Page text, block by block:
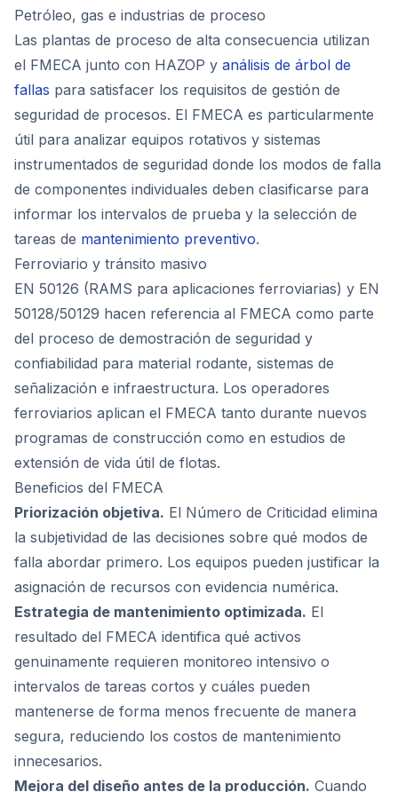
Petróleo, gas e industrias de proceso
Las plantas de proceso de alta consecuencia utilizan
el FMECA junto con HAZOP y análisis de árbol de
fallas para satisfacer los requisitos de gestión de
seguridad de procesos. El FMECA es particularmente
útil para analizar equipos rotativos y sistemas
instrumentados de seguridad donde los modos de falla
de componentes individuales deben clasificarse para
informar los intervalos de prueba y la selección de
tareas de mantenimiento preventivo.
Ferroviario y tránsito masivo
EN 50126 (RAMS para aplicaciones ferroviarias) y EN
50128/50129 hacen referencia al FMECA como parte
del proceso de demostración de seguridad y
confiabilidad para material rodante, sistemas de
señalización e infraestructura. Los operadores
ferroviarios aplican el FMECA tanto durante nuevos
programas de construcción como en estudios de
extensión de vida útil de flotas.
Beneficios del FMECA
Priorización objetiva. El Número de Criticidad elimina
la subjetividad de las decisiones sobre qué modos de
falla abordar primero. Los equipos pueden justificar la
asignación de recursos con evidencia numérica.
Estrategia de mantenimiento optimizada. El
resultado del FMECA identifica qué activos
genuinamente requieren monitoreo intensivo o
intervalos de tareas cortos y cuáles pueden
mantenerse de forma menos frecuente de manera
segura, reduciendo los costos de mantenimiento
innecesarios.
Mejora del diseño antes de la producción. Cuando